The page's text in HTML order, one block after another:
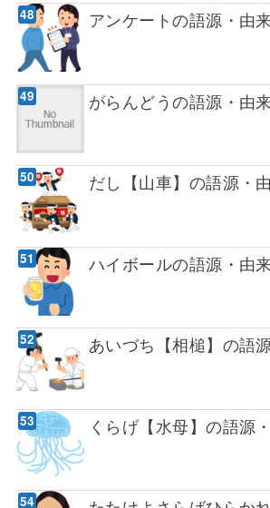
アンケートの語源・由
がらんどうの語源・由
だし【山車】の語源・
ハイボールの語源・由
あいづち【相槌】の語
くらげ【水母】の語源